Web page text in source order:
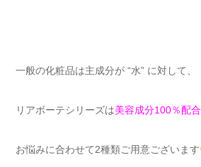
一般の化粧品は主成分が “水” に対して、
リアボーテシリーズは美容成分100％配合
お悩みに合わせて2種類ご用意ございます